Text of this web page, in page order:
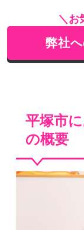
＼お
弊社
平塚市
の概要